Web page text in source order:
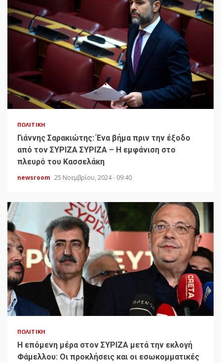
ΠΟΛΙΤΙΚΉ
Γιάννης Σαρακιώτης: Ένα βήμα πριν την έξοδο
από τον ΣΥΡΙΖΑ ΣΥΡΙΖΑ – Η εμφάνιση στο
πλευρό του Κασσελάκη
newsroom 25 Νοεμβρίου, 2024 - 09:40
ΠΟΛΙΤΙΚΉ
H επόμενη μέρα στον ΣΥΡΙΖΑ μετά την εκλογή
Φάμελλου: Οι προκλήσεις και οι εσωκομματικές